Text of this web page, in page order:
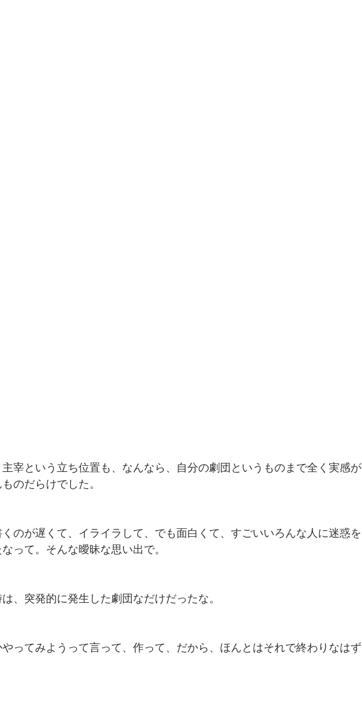
宰という立ち位置も、なんなら、自分の劇団というものまで全く実感が
のだらけでした。
のが遅くて、イライラして、でも面白くて、すごいいろんな人に迷惑を
って。そんな曖昧な思い出で。
、突発的に発生した劇団なだけだったな。
ってみようって言って、作って、だから、ほんとはそれで終わりなはず